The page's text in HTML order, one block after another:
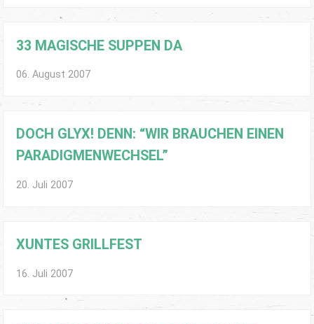
33 MAGISCHE SUPPEN DA
06. August 2007
DOCH GLYX! DENN: “WIR BRAUCHEN EINEN
PARADIGMENWECHSEL”
20. Juli 2007
XUNTES GRILLFEST
16. Juli 2007